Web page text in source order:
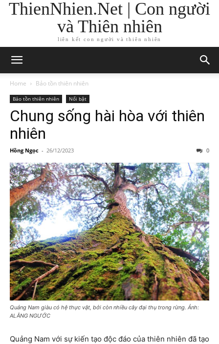
ThienNhien.Net | Con người
và Thiên nhiên
liên kết con người và thiên nhiên
Home Bảo tồn thiên nhiên
Bảo tồn thiên nhiên Nổi bật
Chung sống hài hòa với thiên
nhiên
Hồng Ngọc - 26/12/2023 0
Quảng Nam giàu có hệ thực vật, bởi còn nhiều cây đại thụ trong rừng. Ảnh:
ALĂNG NGƯỚC
Quảng Nam với sự kiến tạo độc đáo của thiên nhiên đã tạo